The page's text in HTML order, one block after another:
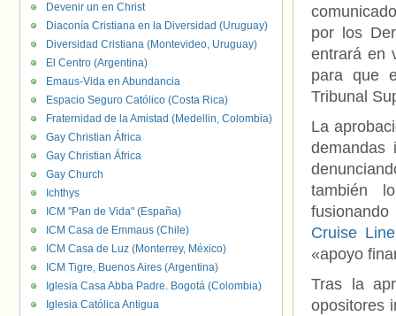
por los
entrará en
para que
Tribunal
La
demandas
también
Cruise Line
«apoyo
Tras la
opositores
Devenir un en Christ
Diaconía Cristiana en la Diversidad (Uruguay)
Diversidad Cristiana (Montevideo, Uruguay)
El Centro (Argentina)
Emaus-Vida en Abundancia
Espacio Seguro Católico (Costa Rica)
Fraternidad de la Amistad (Medellin, Colombia)
Gay Christian África
Gay Christian África
Gay Church
Ichthys
ICM "Pan de Vida" (España)
ICM Casa de Emmaus (Chile)
ICM Casa de Luz (Monterrey, México)
ICM Tigre, Buenos Aires (Argentina)
Iglesia Casa Abba Padre. Bogotá (Colombia)
Iglesia Católica Antigua